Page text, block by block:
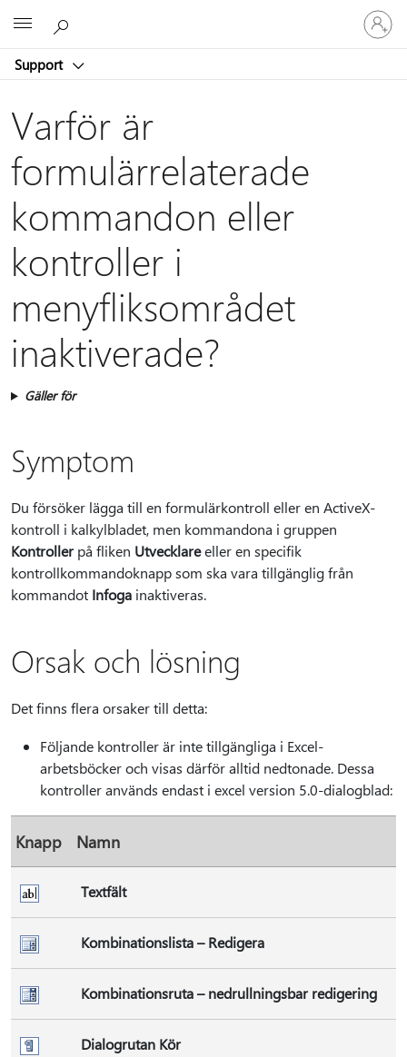
Support
Logga
in
på
konto
Varför är
formulärrelaterade
kommandon eller
kontroller i
menyfliksområdet
inaktiverade?
Gäller för
Symptom
Du försöker lägga till en formulärkontroll eller en ActiveX-
kontroll i kalkylbladet, men kommandona i gruppen
Kontrollerpå fliken Utvecklareeller en specifik
kontrollkommandoknapp som ska vara tillgänglig från
kommandot Infoga inaktiveras.
Orsak och lösning
Det finns flera orsaker till detta:
Följande kontroller är inte tillgängliga i Excel-
arbetsböcker och visas därför alltid nedtonade. Dessa
kontroller används endast i excel version 5.0-dialogblad:
Knapp Namn
Textfält
Kombinationslista – Redigera
Kombinationsruta – nedrullningsbar redigering
Dialogrutan Kör